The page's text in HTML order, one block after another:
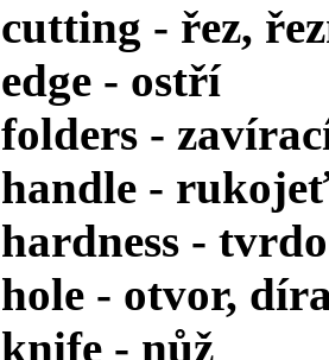
cutting - řez,
edge - ostří
folders -
handle -
hardness -
hole - otvor,
knife - nůž